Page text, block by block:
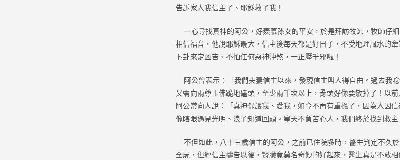
告訴家人我信主了、耶穌救了我！
一心尋找真神的阿公，好羨慕孫女的平安，於是拜訪牧師，牧師仔
相信福音，他說耶穌最大，信主後每天都是好日子，不受地理風水的
卜卦來定凶吉、不怕任何惡神沖煞，一正壓千邪啦！
阿公曾表示：「我們夫妻信主以來，發現信主叫人得自由。過去我
又需向兩尊玉佛跪地磕頭，至少兩千次以上，骨頭好像要散掉了！以前
阿公常向人說：「真神保護我、愛我，如今不再有重擔了，因為人因
像瞎眼遇見光明、浪子知道回頭。皇天不負苦心人，我們終於找到救
不但如此，八十三歲信主的阿公，之前已住院多時，醫生判定不久
全屍，但經信主禱告以後，腎臟竟莫名奇妙的好起來，醫生真是不敢相